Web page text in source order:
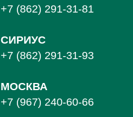
+7 (862) 291-31-81
СИРИУС
+7 (862) 291-31-93
МОСКВА
+7 (967) 240-60-66